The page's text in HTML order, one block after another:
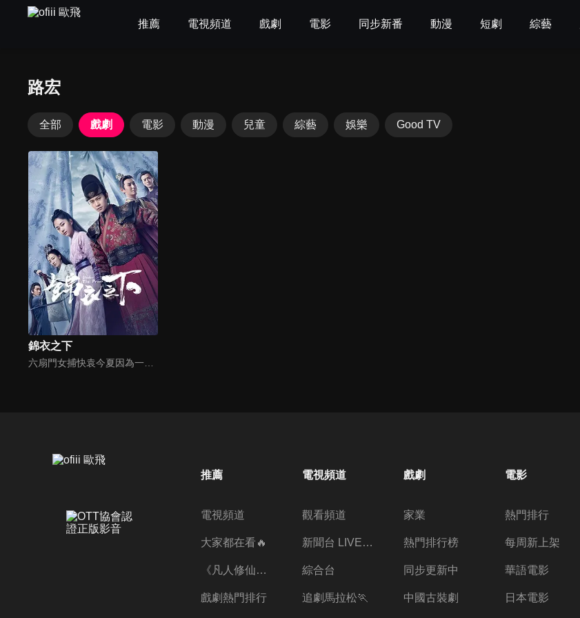
推薦 電視頻道 戲劇 電影 同步新番 動漫 短劇 綜藝
路宏
全部 戲劇 電影 動漫 兒童 綜藝 娛樂 Good TV
錦衣之下
推薦
電視頻道
大家都在看🔥
《凡人修仙傳》第五季全新開播✨
戲劇熱門排行
電視頻道
觀看頻道
新聞台 LIVE 直播
綜合台
追劇馬拉松🏃
戲劇
家業
熱門排行榜
同步更新中
中國古裝劇
電影
熱門排行
每周新上架
華語電影
日本電影